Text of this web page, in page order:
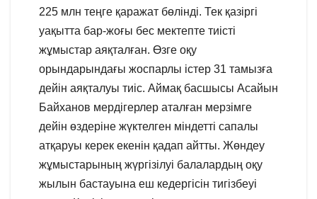
225 млн теңге қаражат бөлінді. Тек қазіргі
уақытта бар-жоғы бес мектепте тиісті
жұмыстар аяқталған. Өзге оқу
орындарындағы жоспарлы істер 31 тамызға
дейін аяқталуы тиіс. Аймақ басшысы Асайын
Байханов мердігерлер аталған мерзімге
дейін өздеріне жүктелген міндетті сапалы
атқаруы керек екенін қадап айтты. Жөндеу
жұмыстарының жүргізілуі балалардың оқу
жылын бастауына еш кедергісін тигізбеуі